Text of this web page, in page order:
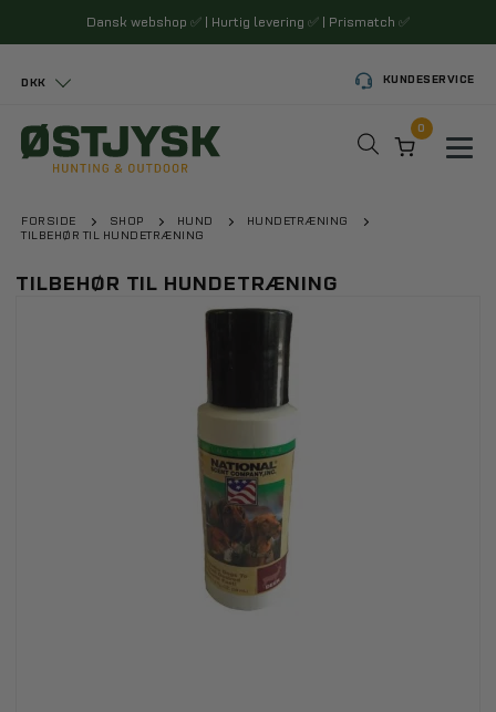
Dansk webshop ✅ | Hurtig levering ✅ | Prismatch ✅
DKK KUNDESERVICE
0
FORSIDE SHOP HUND
HUNDETRÆNING
TILBEHØR TIL HUNDETRÆNING
TILBEHØR TIL HUNDETRÆNING